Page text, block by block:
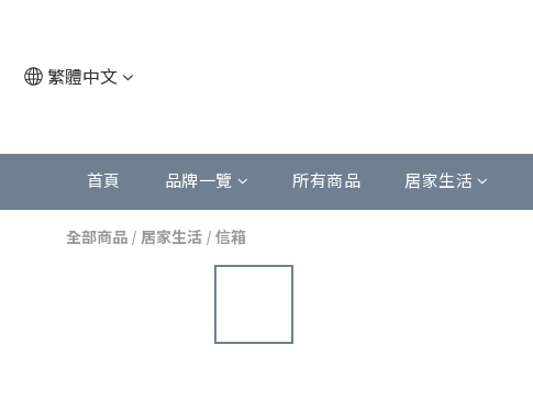
繁體中文
首頁 品牌一覽 所有商品 居家生活
全部商品 / 居家生活 / 信箱